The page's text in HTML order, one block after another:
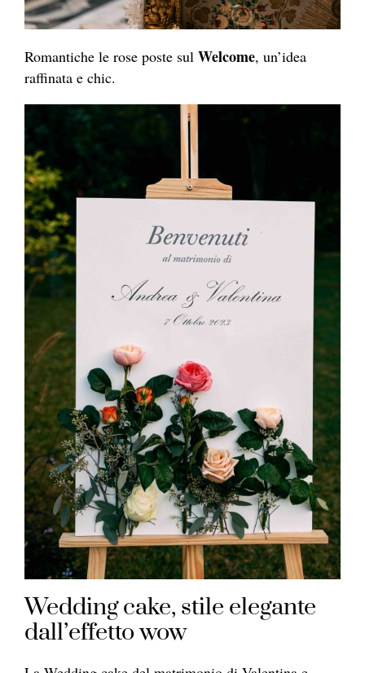
Romantiche le rose poste sul Welcome, un’idea
raffinata e chic.
Wedding cake, stile elegante
dall’effetto wow